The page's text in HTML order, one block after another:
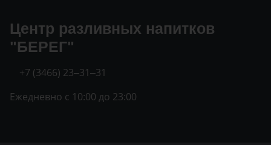
Центр разливных напитков
"БЕРЕГ"
+7 (3466) 23‒31‒31
Ежедневно с 10:00 до 23:00